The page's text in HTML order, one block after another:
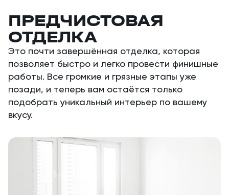
ПРЕДЧИСТОВАЯ
ОТДЕЛКА
Это почти завершённая отделка, которая
позволяет быстро и легко провести финишные
работы. Все громкие и грязные этапы уже
позади, и теперь вам остаётся только
подобрать уникальный интерьер по вашему
вкусу.